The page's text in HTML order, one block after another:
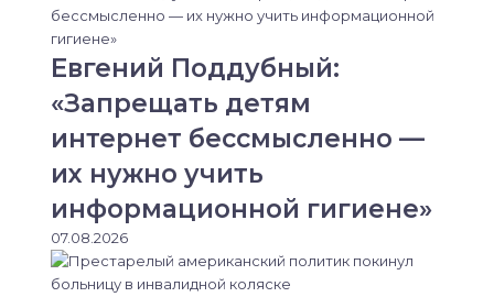
Евгений Поддубный:
«Запрещать детям
интернет бессмысленно —
их нужно учить
информационной гигиене»
07.08.2026